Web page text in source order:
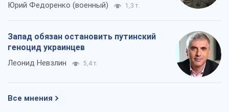
Юрий Федоренко (военный) 1,3 т.
Запад обязан остановить путинский
геноцид украинцев
Леонид Невзлин 5,4 т.
Все мнения